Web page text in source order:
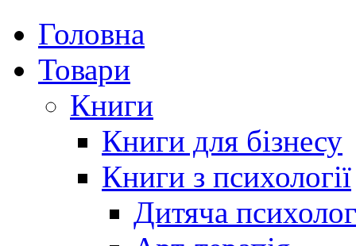
Головна
Товари
Книги
Книги для бізнесу
Книги з психології
Дитяча